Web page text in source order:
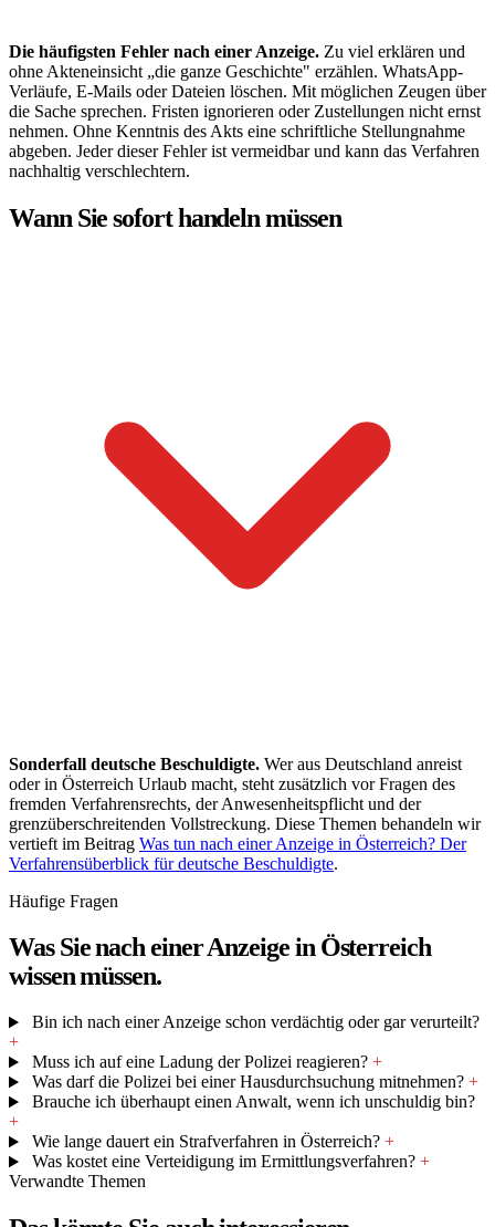
Die häufigsten Fehler nach einer Anzeige. Zu viel erklären und
ohne Akteneinsicht „die ganze Geschichte" erzählen. WhatsApp-
Verläufe, E-Mails oder Dateien löschen. Mit möglichen Zeugen über
die Sache sprechen. Fristen ignorieren oder Zustellungen nicht ernst
nehmen. Ohne Kenntnis des Akts eine schriftliche Stellungnahme
abgeben. Jeder dieser Fehler ist vermeidbar und kann das Verfahren
nachhaltig verschlechtern.
Wann Sie sofort handeln müssen
Sonderfall deutsche Beschuldigte. Wer aus Deutschland anreist
oder in Österreich Urlaub macht, steht zusätzlich vor Fragen des
fremden Verfahrensrechts, der Anwesenheitspflicht und der
grenzüberschreitenden Vollstreckung. Diese Themen behandeln wir
vertieft im Beitrag Was tun nach einer Anzeige in Österreich? Der
Verfahrensüberblick für deutsche Beschuldigte.
Häufige Fragen
Was Sie nach einer Anzeige in Österreich
wissen müssen.
Bin ich nach einer Anzeige schon verdächtig oder gar verurteilt?
+
Muss ich auf eine Ladung der Polizei reagieren? +
Was darf die Polizei bei einer Hausdurchsuchung mitnehmen? +
Brauche ich überhaupt einen Anwalt, wenn ich unschuldig bin?
+
Wie lange dauert ein Strafverfahren in Österreich? +
Was kostet eine Verteidigung im Ermittlungsverfahren? +
Verwandte Themen